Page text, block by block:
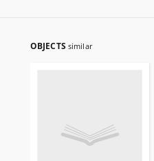
OBJECTS similar